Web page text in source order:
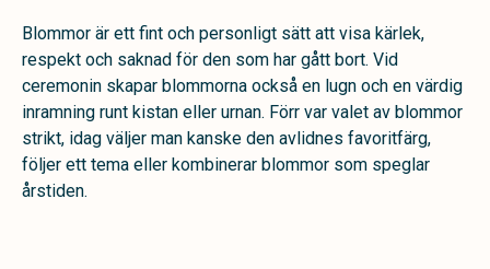
Blommor är ett fint och personligt sätt att visa kärlek,
respekt och saknad för den som har gått bort. Vid
ceremonin skapar blommorna också en lugn och en värdig
inramning runt kistan eller urnan. Förr var valet av blommor
strikt, idag väljer man kanske den avlidnes favoritfärg,
följer ett tema eller kombinerar blommor som speglar
årstiden.